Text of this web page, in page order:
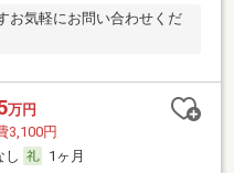
お気軽にお問い合わせくだ
万円
3,100円
し
1ヶ月